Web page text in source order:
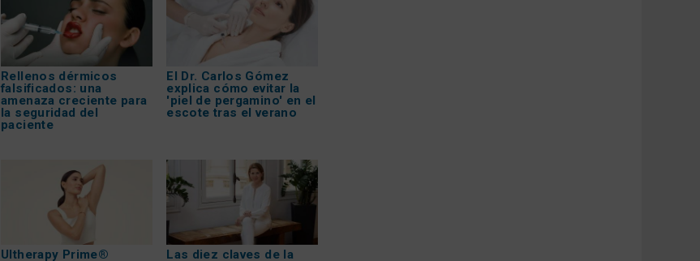
Rellenos dérmicos
falsificados: una
amenaza creciente para
la seguridad del
paciente
El Dr. Carlos Gómez
explica cómo evitar la
'piel de pergamino' en el
escote tras el verano
Ultherapy Prime®
Las diez claves de la